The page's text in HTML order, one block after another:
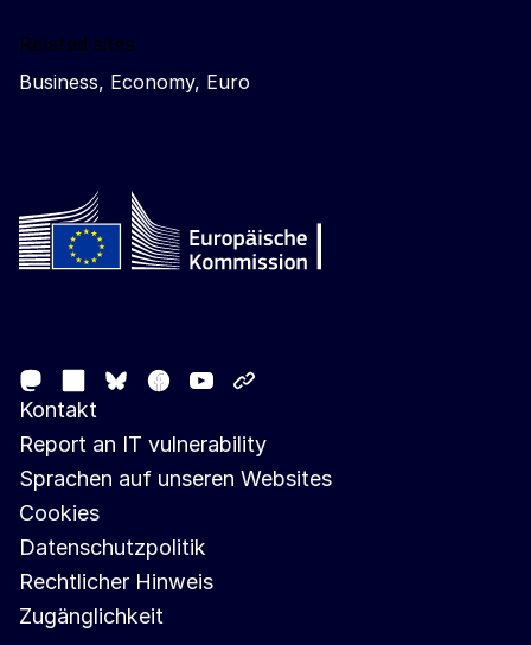
Related sites
Business, Economy, Euro
MastodonLinkedIn
Bluesky
Facebook
Youtube
Kontakt
Report an IT vulnerability
Sprachen auf unseren Websites
Cookies
Datenschutzpolitik
Rechtlicher Hinweis
Zugänglichkeit